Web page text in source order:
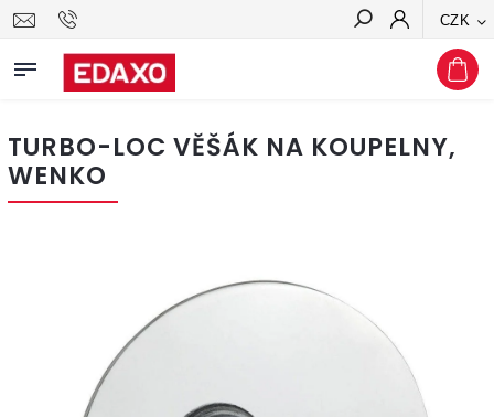
CZK
Hledat
TURBO-LOC VĚŠÁK NA KOUPELNY,
WENKO